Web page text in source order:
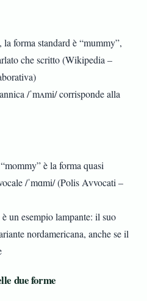
forma standard è “mummy”,
che scritto (Wikipedia –
/ˈmʌmi/ corrisponde alla
è la forma quasi
/ˈmɑmi/ (Polis Avvocati –
un esempio lampante: il suo
nordamericana, anche se il
due forme